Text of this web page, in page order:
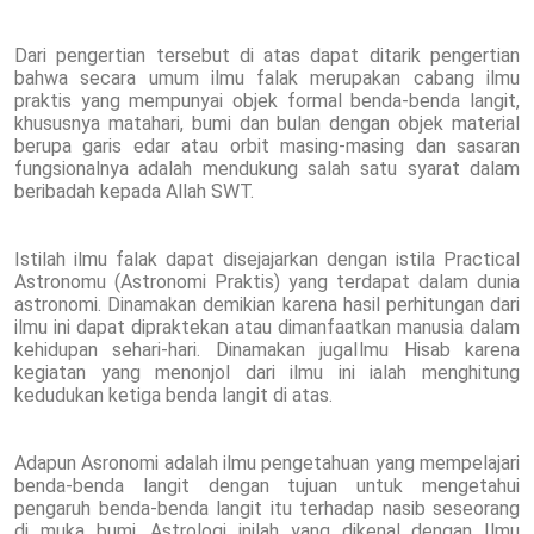
Dari pengertian tersebut di atas dapat ditarik pengertian
bahwa secara umum ilmu falak merupakan cabang ilmu
praktis yang mempunyai objek formal benda-benda langit,
khususnya matahari, bumi dan bulan dengan objek material
berupa garis edar atau orbit masing-masing dan sasaran
fungsionalnya adalah mendukung salah satu syarat dalam
beribadah kepada Allah SWT.
Istilah ilmu falak dapat disejajarkan dengan istila Practical
Astronomu (Astronomi Praktis) yang terdapat dalam dunia
astronomi. Dinamakan demikian karena hasil perhitungan dari
ilmu ini dapat dipraktekan atau dimanfaatkan manusia dalam
kehidupan sehari-hari. Dinamakan jugaIlmu Hisab karena
kegiatan yang menonjol dari ilmu ini ialah menghitung
kedudukan ketiga benda langit di atas.
Adapun Asronomi adalah ilmu pengetahuan yang mempelajari
benda-benda langit dengan tujuan untuk mengetahui
pengaruh benda-benda langit itu terhadap nasib seseorang